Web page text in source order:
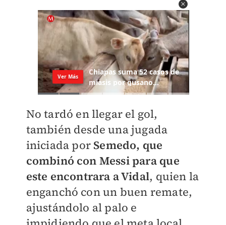
No tardó en llegar el gol,
también desde una jugada
iniciada por Semedo, que
combinó con Messi para que
este encontrara a Vidal, quien la
enganchó con un buen remate,
ajustándolo al palo e